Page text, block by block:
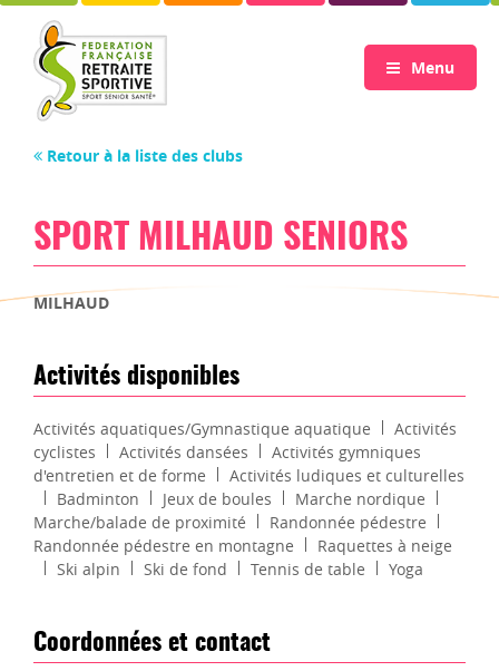
Retour à la liste des clubs
SPORT MILHAUD SENIORS
MILHAUD
Activités disponibles
Activités aquatiques/Gymnastique aquatique
Activités
cyclistes
Activités dansées
Activités gymniques
d'entretien et de forme
Activités ludiques et culturelles
Badminton
Jeux de boules
Marche nordique
Marche/balade de proximité
Randonnée pédestre
Randonnée pédestre en montagne
Raquettes à neige
Ski alpin
Ski de fond Tennis de table Yoga
Coordonnées et contact
Menu